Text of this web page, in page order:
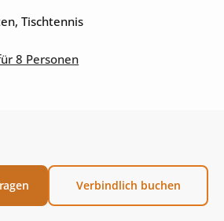
Tischtennis
8 Personen
Verbindlich buchen